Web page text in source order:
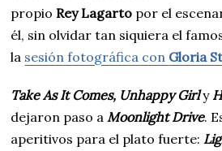
propio Rey Lagarto por el
él, sin olvidar tan siquiera el
la sesión fotográfica con Gloria
Take As It Comes, Unhappy Girly
dejaron paso a Moonlight Drive.
aperitivos para el plato fuerte: